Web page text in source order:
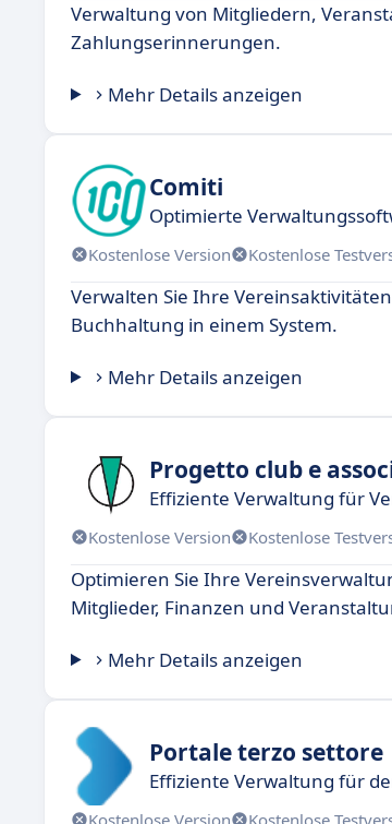
Verwaltung von Mitgliedern,
Zahlungserinnerungen.
Mehr Details anzeigen
Comiti
Optimierte
Kostenlose Version Kostenlose
Verwalten Sie Ihre
Buchhaltung in einem System.
Mehr Details anzeigen
Progetto club e
Effiziente Verwaltung für
Kostenlose Version Kostenlose
Optimieren Sie Ihre
Mitglieder, Finanzen und
Mehr Details anzeigen
Portale terzo settore
Effiziente Verwaltung für
Kostenlose Version Kostenlose